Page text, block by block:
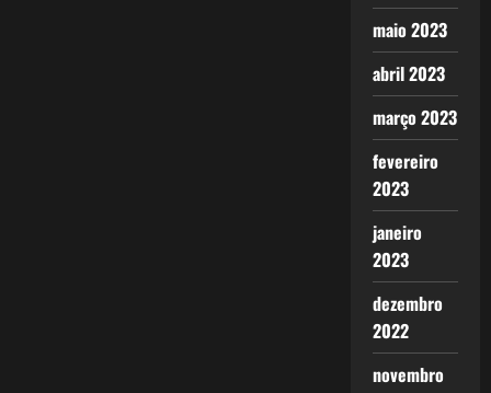
maio 2023
abril 2023
março 2023
fevereiro
2023
janeiro
2023
dezembro
2022
novembro